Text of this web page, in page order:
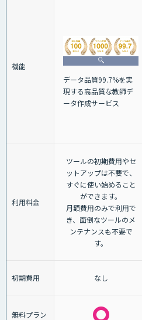
機能
データ品質99.7%を実
現する高品質な教師デ
ータ作成サービス
利用料金
ツールの初期費用やセ
ットアップは不要で、
すぐに使い始めること
ができます。
月額費用のみで利用で
き、面倒なツールのメ
ンテナンスも不要で
す。
初期費用 なし
無料プラン